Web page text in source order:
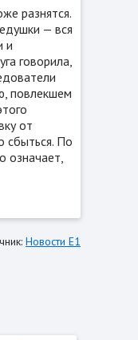
разнятся.
— вся
и
говорила,
повлекшем
от
сбыться. По
означает,
Новости Е1